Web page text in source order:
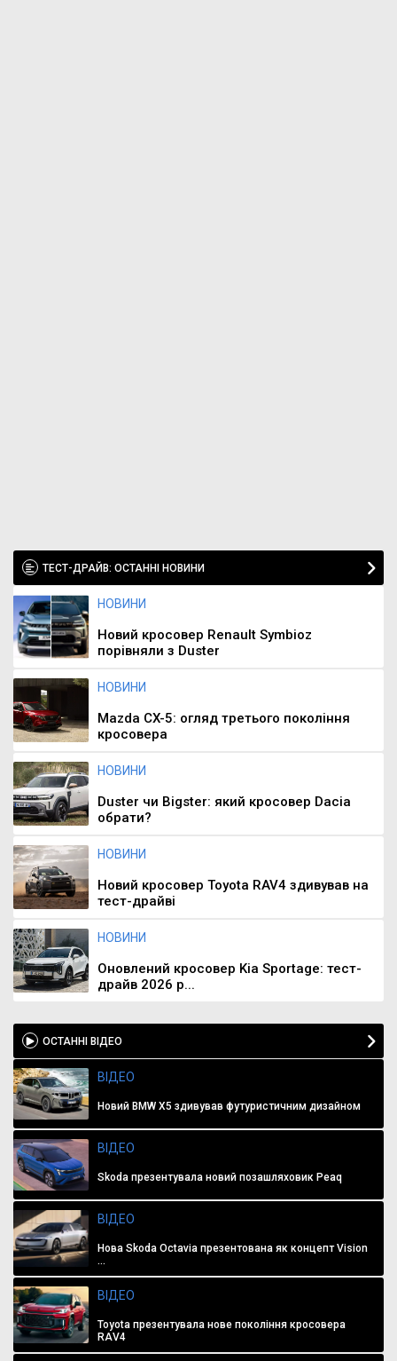
ТЕСТ-ДРАЙВ: ОСТАННІ НОВИНИ
НОВИНИ
Новий кросовер Renault Symbioz
порівняли з Duster
НОВИНИ
Mazda CX-5: огляд третього покоління
кросовера
НОВИНИ
Duster чи Bigster: який кросовер Dacia
обрати?
НОВИНИ
Новий кросовер Toyota RAV4 здивував на
тест-драйві
НОВИНИ
Оновлений кросовер Kia Sportage: тест-
драйв 2026 р...
ОСТАННІ ВІДЕО
ВІДЕО
Новий BMW X5 здивував футуристичним дизайном
ВІДЕО
Skoda презентувала новий позашляховик Peaq
ВІДЕО
Нова Skoda Octavia презентована як концепт Vision
...
ВІДЕО
Toyota презентувала нове покоління кросовера
RAV4